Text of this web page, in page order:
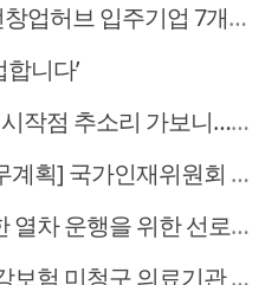
허브 입주기업 7개사 모집
니다’
리 가보니…걷어내도 짙은 초록빛
… 거점국립대 3곳 성장엔진·AI 분야 패키지 지원
차 운행을 위한 선로관리
구 의료기관 대전 65곳 충남 31곳